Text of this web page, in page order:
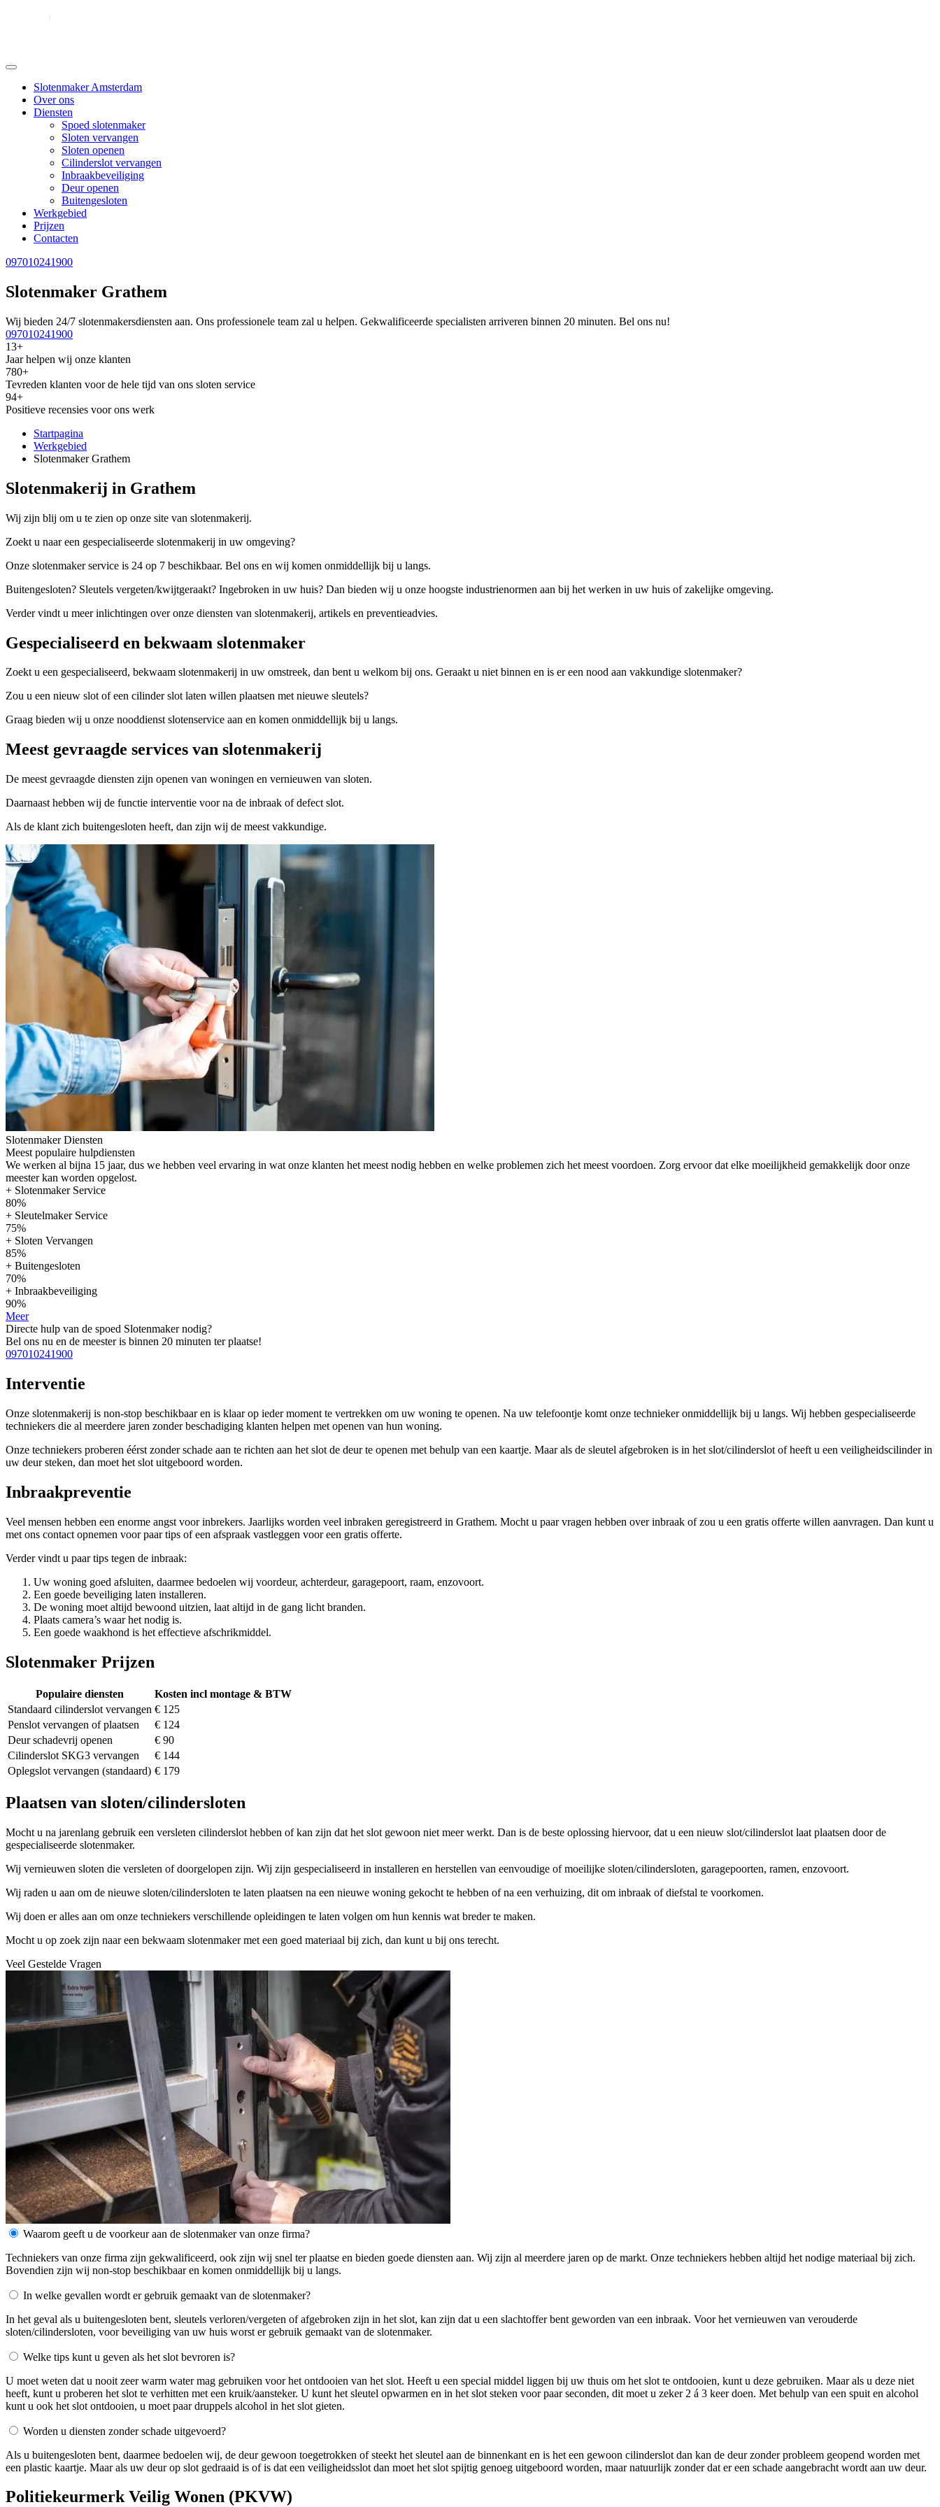
Slotenmaker Amsterdam
Over ons
Diensten
Spoed slotenmaker
Sloten vervangen
Sloten openen
Cilinderslot vervangen
Inbraakbeveiliging
Deur openen
Buitengesloten
Werkgebied
Prijzen
Contacten
097010241900
Slotenmaker Grathem
Wij bieden 24/7 slotenmakersdiensten aan. Ons professionele team zal u helpen. Gekwalificeerde specialisten arriveren binnen 20 minuten. Bel ons nu!
097010241900
13+
Jaar helpen wij onze klanten
780+
Tevreden klanten voor de hele tijd van ons sloten service
94+
Positieve recensies voor ons werk
Startpagina
Werkgebied
Slotenmaker Grathem
Slotenmakerij in Grathem
Wij zijn blij om u te zien op onze site van slotenmakerij.
Zoekt u naar een gespecialiseerde slotenmakerij in uw omgeving?
Onze slotenmaker service is 24 op 7 beschikbaar. Bel ons en wij komen onmiddellijk bij u langs.
Buitengesloten? Sleutels vergeten/kwijtgeraakt? Ingebroken in uw huis? Dan bieden wij u onze hoogste industrienormen aan bij het werken in uw huis of zakelijke omgeving.
Verder vindt u meer inlichtingen over onze diensten van slotenmakerij, artikels en preventieadvies.
Gespecialiseerd en bekwaam slotenmaker
Zoekt u een gespecialiseerd, bekwaam slotenmakerij in uw omstreek, dan bent u welkom bij ons. Geraakt u niet binnen en is er een nood aan vakkundige slotenmaker?
Zou u een nieuw slot of een cilinder slot laten willen plaatsen met nieuwe sleutels?
Graag bieden wij u onze nooddienst slotenservice aan en komen onmiddellijk bij u langs.
Meest gevraagde services van slotenmakerij
De meest gevraagde diensten zijn openen van woningen en vernieuwen van sloten.
Daarnaast hebben wij de functie interventie voor na de inbraak of defect slot.
Als de klant zich buitengesloten heeft, dan zijn wij de meest vakkundige.
Slotenmaker Diensten
Meest populaire hulpdiensten
We werken al bijna 15 jaar, dus we hebben veel ervaring in wat onze klanten het meest nodig hebben en welke problemen zich het meest voordoen. Zorg ervoor dat elke moeilijkheid gemakkelijk door onze
meester kan worden opgelost.
+ Slotenmaker Service
80%
+ Sleutelmaker Service
75%
+ Sloten Vervangen
85%
+ Buitengesloten
70%
+ Inbraakbeveiliging
90%
Meer
Directe hulp van de spoed Slotenmaker nodig?
Bel ons nu en de meester is binnen 20 minuten ter plaatse!
097010241900
Interventie
Onze slotenmakerij is non-stop beschikbaar en is klaar op ieder moment te vertrekken om uw woning te openen. Na uw telefoontje komt onze technieker onmiddellijk bij u langs. Wij hebben gespecialiseerde
techniekers die al meerdere jaren zonder beschadiging klanten helpen met openen van hun woning.
Onze techniekers proberen éérst zonder schade aan te richten aan het slot de deur te openen met behulp van een kaartje. Maar als de sleutel afgebroken is in het slot/cilinderslot of heeft u een veiligheidscilinder in
uw deur steken, dan moet het slot uitgeboord worden.
Inbraakpreventie
Veel mensen hebben een enorme angst voor inbrekers. Jaarlijks worden veel inbraken geregistreerd in Grathem. Mocht u paar vragen hebben over inbraak of zou u een gratis offerte willen aanvragen. Dan kunt u
met ons contact opnemen voor paar tips of een afspraak vastleggen voor een gratis offerte.
Verder vindt u paar tips tegen de inbraak:
Uw woning goed afsluiten, daarmee bedoelen wij voordeur, achterdeur, garagepoort, raam, enzovoort.
Een goede beveiliging laten installeren.
De woning moet altijd bewoond uitzien, laat altijd in de gang licht branden.
Plaats camera’s waar het nodig is.
Een goede waakhond is het effectieve afschrikmiddel.
Slotenmaker Prijzen
Populaire diensten
Kosten incl montage & BTW
Standaard cilinderslot vervangen € 125
Penslot vervangen of plaatsen
€ 124
Deur schadevrij openen
€ 90
Cilinderslot SKG3 vervangen
€ 144
Oplegslot vervangen (standaard) € 179
Plaatsen van sloten/cilindersloten
Mocht u na jarenlang gebruik een versleten cilinderslot hebben of kan zijn dat het slot gewoon niet meer werkt. Dan is de beste oplossing hiervoor, dat u een nieuw slot/cilinderslot laat plaatsen door de
gespecialiseerde slotenmaker.
Wij vernieuwen sloten die versleten of doorgelopen zijn. Wij zijn gespecialiseerd in installeren en herstellen van eenvoudige of moeilijke sloten/cilindersloten, garagepoorten, ramen, enzovoort.
Wij raden u aan om de nieuwe sloten/cilindersloten te laten plaatsen na een nieuwe woning gekocht te hebben of na een verhuizing, dit om inbraak of diefstal te voorkomen.
Wij doen er alles aan om onze techniekers verschillende opleidingen te laten volgen om hun kennis wat breder te maken.
Mocht u op zoek zijn naar een bekwaam slotenmaker met een goed materiaal bij zich, dan kunt u bij ons terecht.
Veel Gestelde Vragen
Waarom geeft u de voorkeur aan de slotenmaker van onze firma?
Techniekers van onze firma zijn gekwalificeerd, ook zijn wij snel ter plaatse en bieden goede diensten aan. Wij zijn al meerdere jaren op de markt. Onze techniekers hebben altijd het nodige materiaal bij zich.
Bovendien zijn wij non-stop beschikbaar en komen onmiddellijk bij u langs.
In welke gevallen wordt er gebruik gemaakt van de slotenmaker?
In het geval als u buitengesloten bent, sleutels verloren/vergeten of afgebroken zijn in het slot, kan zijn dat u een slachtoffer bent geworden van een inbraak. Voor het vernieuwen van verouderde
sloten/cilindersloten, voor beveiliging van uw huis worst er gebruik gemaakt van de slotenmaker.
Welke tips kunt u geven als het slot bevroren is?
U moet weten dat u nooit zeer warm water mag gebruiken voor het ontdooien van het slot. Heeft u een special middel liggen bij uw thuis om het slot te ontdooien, kunt u deze gebruiken. Maar als u deze niet
heeft, kunt u proberen het slot te verhitten met een kruik/aansteker. U kunt het sleutel opwarmen en in het slot steken voor paar seconden, dit moet u zeker 2 á 3 keer doen. Met behulp van een spuit en alcohol
kunt u ook het slot ontdooien, u moet paar druppels alcohol in het slot gieten.
Worden u diensten zonder schade uitgevoerd?
Als u buitengesloten bent, daarmee bedoelen wij, de deur gewoon toegetrokken of steekt het sleutel aan de binnenkant en is het een gewoon cilinderslot dan kan de deur zonder probleem geopend worden met
een plastic kaartje. Maar als uw deur op slot gedraaid is of is dat een veiligheidsslot dan moet het slot spijtig genoeg uitgeboord worden, maar natuurlijk zonder dat er een schade aangebracht wordt aan uw deur.
Politiekeurmerk Veilig Wonen (PKVW)